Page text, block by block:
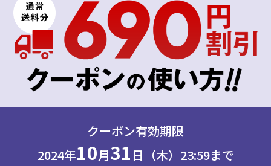
クーポン有効期限
2024年10月31 日（木）23:59まで